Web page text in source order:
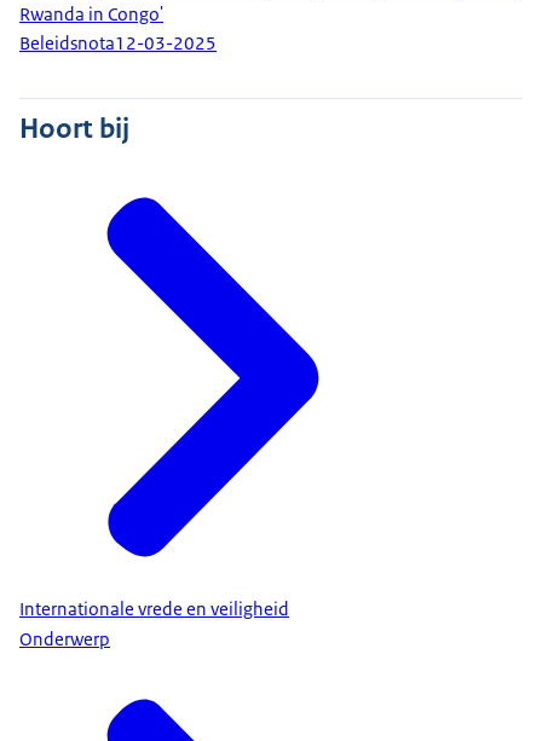
Rwanda in Congo'
Beleidsnota12-03-2025
Hoort bij
Internationale vrede en veiligheid
Onderwerp